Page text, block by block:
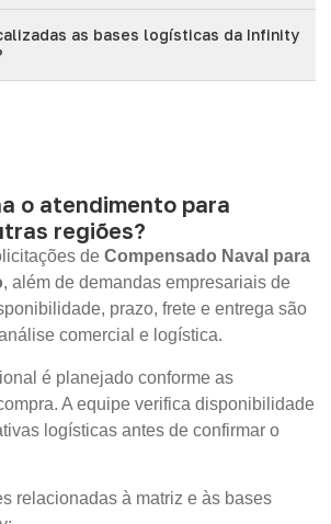
as bases logísticas da Infinity
o atendimento para
regiões?
de Compensado Naval para
, além de demandas empresariais de
prazo, frete e entrega são
comercial e logística.
é planejado conforme as
A equipe verifica disponibilidade
logísticas antes de confirmar o
relacionadas à matriz e às bases